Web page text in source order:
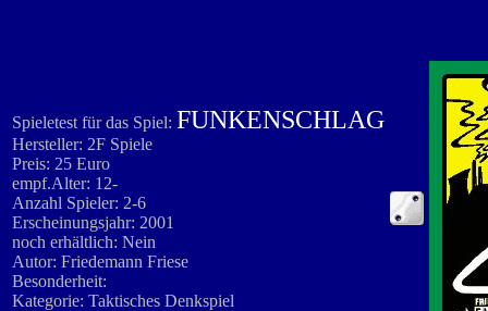
Spieletest für das Spiel: FUNKENSCHLAG
Hersteller: 2F Spiele
Preis: 25 Euro
empf.Alter: 12-
Anzahl Spieler: 2-6
Erscheinungsjahr: 2001
noch erhältlich: Nein
Autor: Friedemann Friese
Besonderheit:
Kategorie: Taktisches Denkspiel